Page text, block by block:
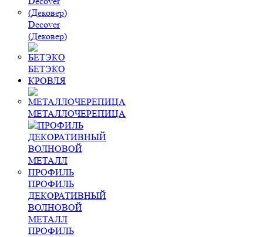
Decover
(Дековер)
БЕТЭКО
КРОВЛЯ
МЕТАЛЛОЧЕРЕПИЦА
ПРОФИЛЬ
ДЕКОРАТИВНЫЙ
ВОЛНОВОЙ
МЕТАЛЛ
ПРОФИЛЬ